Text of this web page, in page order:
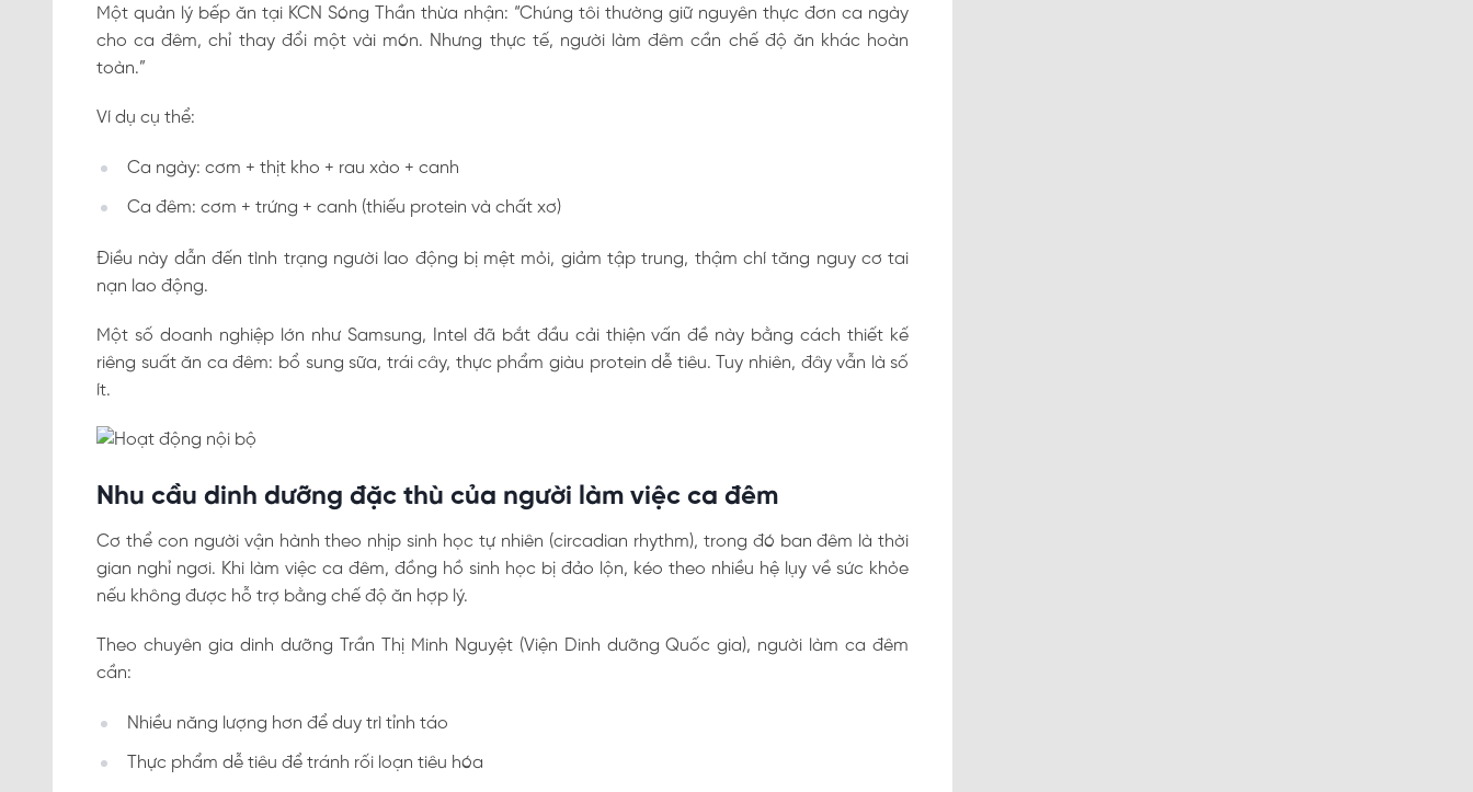
Một quản lý bếp ăn tại KCN Sóng Thần thừa nhận: “Chúng tôi thường giữ nguyên thực đơn ca ngày
cho ca đêm, chỉ thay đổi một vài món. Nhưng thực tế, người làm đêm cần chế độ ăn khác hoàn
toàn.”
Ví dụ cụ thể:
Ca ngày: cơm + thịt kho + rau xào + canh
Ca đêm: cơm + trứng + canh (thiếu protein và chất xơ)
Điều này dẫn đến tình trạng người lao động bị mệt mỏi, giảm tập trung, thậm chí tăng nguy cơ tai
nạn lao động.
Một số doanh nghiệp lớn như Samsung, Intel đã bắt đầu cải thiện vấn đề này bằng cách thiết kế
riêng suất ăn ca đêm: bổ sung sữa, trái cây, thực phẩm giàu protein dễ tiêu. Tuy nhiên, đây vẫn là số
ít.
Nhu cầu dinh dưỡng đặc thù của người làm việc ca đêm
Cơ thể con người vận hành theo nhịp sinh học tự nhiên (circadian rhythm), trong đó ban đêm là thời
gian nghỉ ngơi. Khi làm việc ca đêm, đồng hồ sinh học bị đảo lộn, kéo theo nhiều hệ lụy về sức khỏe
nếu không được hỗ trợ bằng chế độ ăn hợp lý.
Theo chuyên gia dinh dưỡng Trần Thị Minh Nguyệt (Viện Dinh dưỡng Quốc gia), người làm ca đêm
cần:
Nhiều năng lượng hơn để duy trì tỉnh táo
Thực phẩm dễ tiêu để tránh rối loạn tiêu hóa